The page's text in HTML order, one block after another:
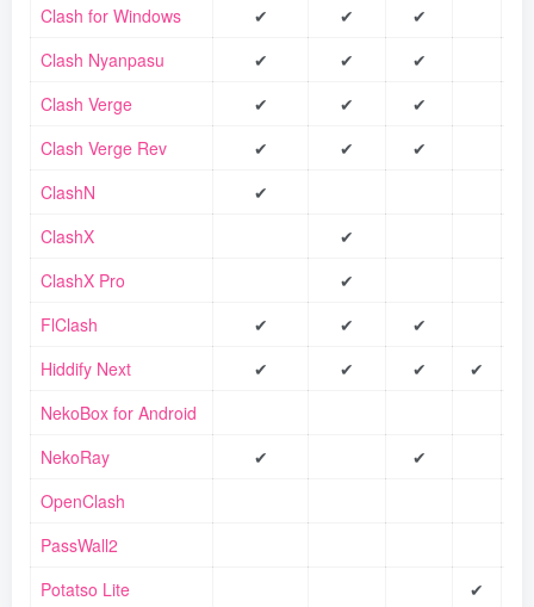
Clash for Windows
✔ ✔
✔
Clash Nyanpasu
✔ ✔
✔
Clash Verge
✔ ✔
✔
Clash Verge Rev
✔ ✔
✔
ClashN
✔
ClashX
✔
ClashX Pro
✔
FlClash
✔ ✔
✔
Hiddify Next
✔ ✔ ✔
✔
NekoBox for Android
NekoRay
✔
✔
OpenClash
PassWall2
Potatso Lite
✔